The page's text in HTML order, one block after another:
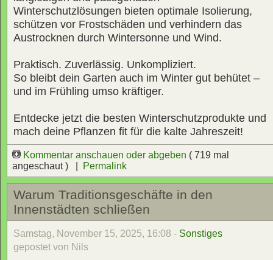
Winterschutzlösungen bieten optimale Isolierung,
schützen vor Frostschäden und verhindern das
Austrocknen durch Wintersonne und Wind.
Praktisch. Zuverlässig. Unkompliziert.
So bleibt dein Garten auch im Winter gut behütet –
und im Frühling umso kräftiger.
Entdecke jetzt die besten Winterschutzprodukte und
mach deine Pflanzen fit für die kalte Jahreszeit!
Kommentar anschauen oder abgeben ( 719 mal
angeschaut ) |
Permalink
Warum Traditionsgeschäfte in den
Innenstädten schließen
Samstag, November 15, 2025, 16:08 - Sonstiges
gepostet von Nils